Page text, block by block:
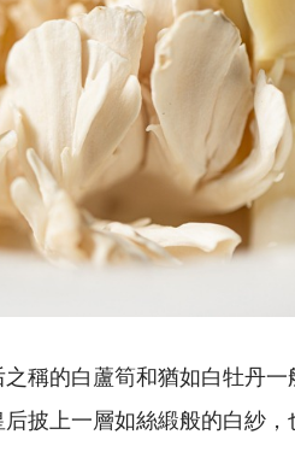
稱的白蘆筍和猶如白牡丹
披上一層如絲緞般的白紗